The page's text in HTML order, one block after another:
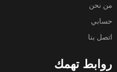
من نحن
حسابي
اتصل بنا
روابط تهمك